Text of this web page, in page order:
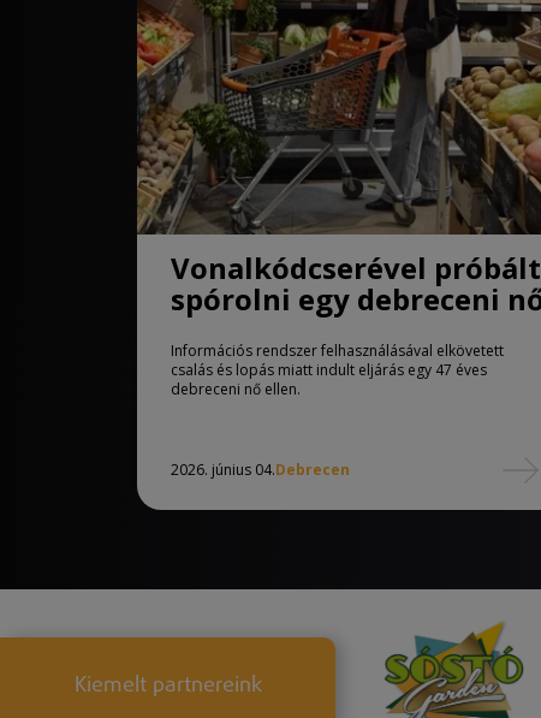
Vonalkódcserével próbált
spórolni egy debreceni
Információs rendszer felhasználásával elkövetett
csalás és lopás miatt indult eljárás egy 47 éves
debreceni nő ellen.
2026. június 04.Debrecen
Kiemelt partnereink